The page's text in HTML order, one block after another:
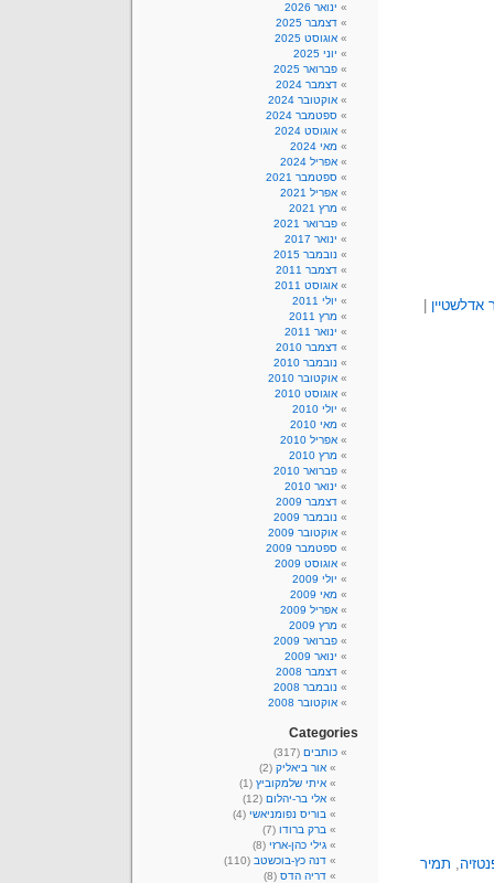
אדלשטיין
תמיר
ינואר 2026
דצמבר 2025
אוגוסט 2025
יוני 2025
פברואר 2025
דצמבר 2024
אוקטובר 2024
ספטמבר 2024
אוגוסט 2024
מאי 2024
אפריל 2024
ספטמבר 2021
אפריל 2021
מרץ 2021
פברואר 2021
ינואר 2017
נובמבר 2015
דצמבר 2011
אוגוסט 2011
יולי 2011
מרץ 2011
ינואר 2011
דצמבר 2010
נובמבר 2010
אוקטובר 2010
אוגוסט 2010
יולי 2010
מאי 2010
אפריל 2010
מרץ 2010
פברואר 2010
ינואר 2010
דצמבר 2009
נובמבר 2009
אוקטובר 2009
ספטמבר 2009
אוגוסט 2009
יולי 2009
מאי 2009
אפריל 2009
מרץ 2009
פברואר 2009
ינואר 2009
דצמבר 2008
נובמבר 2008
אוקטובר 2008
Categories
כותבים (317)
אור ביאליק (2)
איתי שלמקוביץ (1)
אלי בר-יהלום (12)
בוריס נפומניאשי (4)
ברק ברודו (7)
גילי כהן-ארזי (8)
דנה כץ-בוכשטב (110)
דריה הדס (8)